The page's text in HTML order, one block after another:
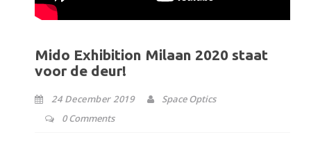
Mido Exhibition Milaan 2020 staat
voor de deur!
24 December 2019
Space Optics
0 Comments